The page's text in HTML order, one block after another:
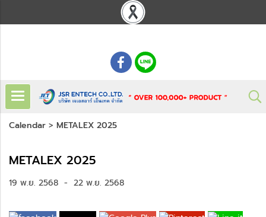
Calendar > METALEX 2025
METALEX 2025
19 พ.ย. 2568 - 22 พ.ย. 2568